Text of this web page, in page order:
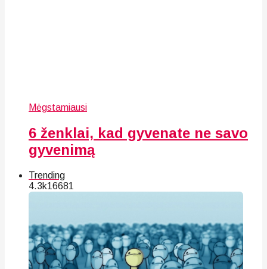
Mėgstamiausi
6 ženklai, kad gyvenate ne savo
gyvenimą
Trending
4.3k16681